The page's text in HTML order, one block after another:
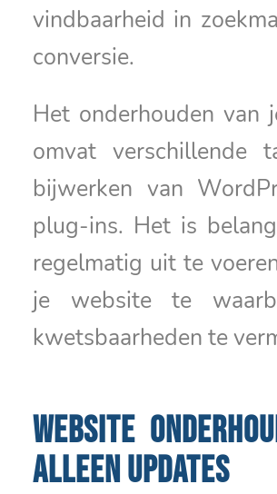
vindbaarheid in
conversie.
Het onderhouden van
omvat verschillende
bijwerken van
plug-ins. Het is
regelmatig uit te
je website te
kwetsbaarheden te
WEBSITE
ALLEEN UPDATES